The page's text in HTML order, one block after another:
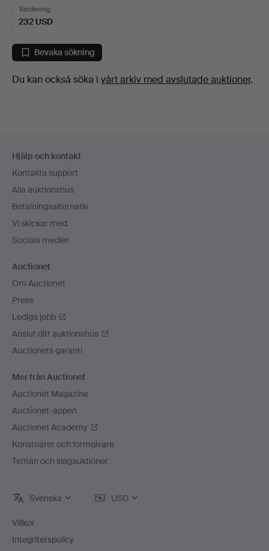
Värdering
232 USD
Bevaka sökning
Du kan också söka i vårt arkiv med avslutade auktioner.
Hjälp och kontakt
Kontakta support
Alla auktionshus
Betalningsalternativ
Vi skickar med
Sociala medier
Auctionet
Om Auctionet
Press
Lediga jobb
Anslut ditt auktionshus
Auctionets garanti
Mer från Auctionet
Auctionet Magazine
Auctionet-appen
Auctionet Academy
Konstnärer och formgivare
Teman och slagauktioner
Svenska USD
Villkor
Integritetspolicy